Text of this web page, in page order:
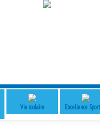
Vie scolaire Excellence